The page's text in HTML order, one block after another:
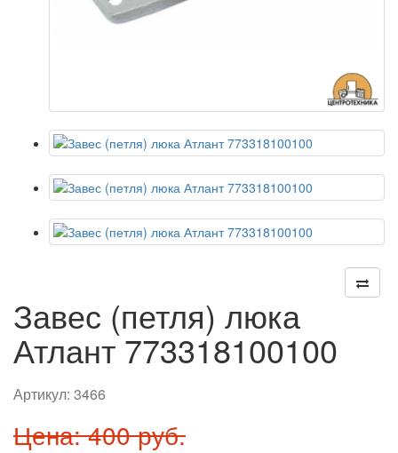
Завес (петля) люка
Атлант 773318100100
Артикул: 3466
Цена: 400 руб.